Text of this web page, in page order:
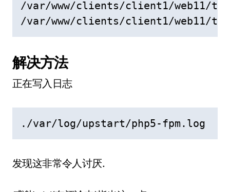
/var/www/clients/client1/web11/
/var/www/clients/client1/web11/tmp/
解决方法
正在写入日志
./var/log/upstart/php5-fpm.log
发现这非常令人讨厌.